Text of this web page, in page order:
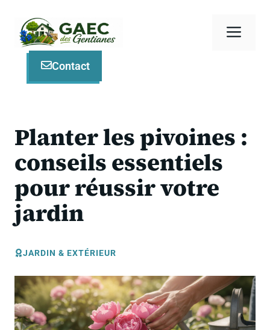
contenu
Contact
Planter les pivoines :
conseils essentiels
pour réussir votre
jardin
JARDIN & EXTÉRIEUR